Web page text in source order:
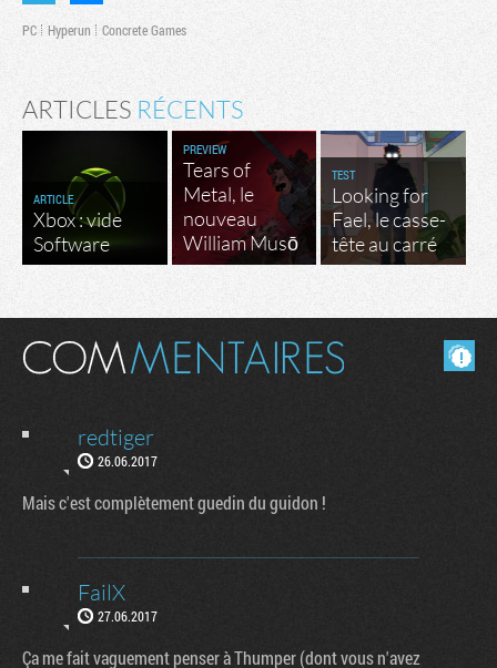
PC Hyperun Concrete Games
ARTICLES RÉCENTS
ARTICLE
Xbox : vide
Software
PREVIEW
Tears of
Metal, le
nouveau
William Musō
TEST
Looking for
Fael, le casse-
tête au carré
Masquer les commentaires lus.
redtiger
26.06.2017
Mais c'est complètement guedin du guidon !
FailX
27.06.2017
Ça me fait vaguement penser à Thumper (dont vous n'avez